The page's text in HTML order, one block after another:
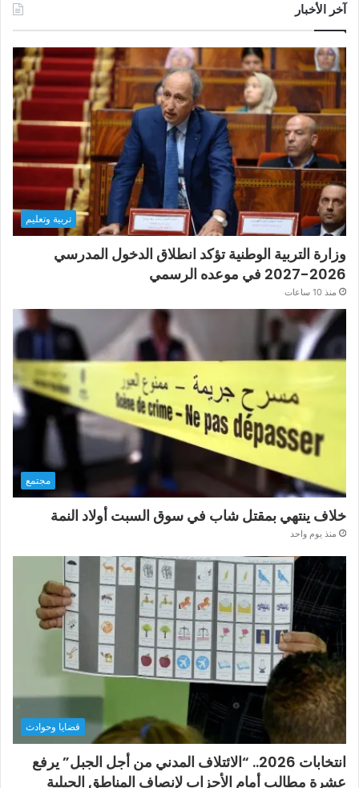
آخر الأخبار
تربية وتعليم
وزارة التربية الوطنية تؤكد انطلاق الدخول المدرسي
2026-2027 في موعده الرسمي
منذ 10 ساعات
مجتمع
خلاف ينتهي بمقتل شاب في سوق السبت أولاد النمة
منذ يوم واحد
قضايا وحوادث
انتخابات 2026.. “الائتلاف المدني من أجل الجبل” يرفع
عشرة مطالب أمام الأحزاب لإنصاف المناطق الجبلية